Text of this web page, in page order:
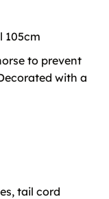
105cm
to prevent
with a
tail cord